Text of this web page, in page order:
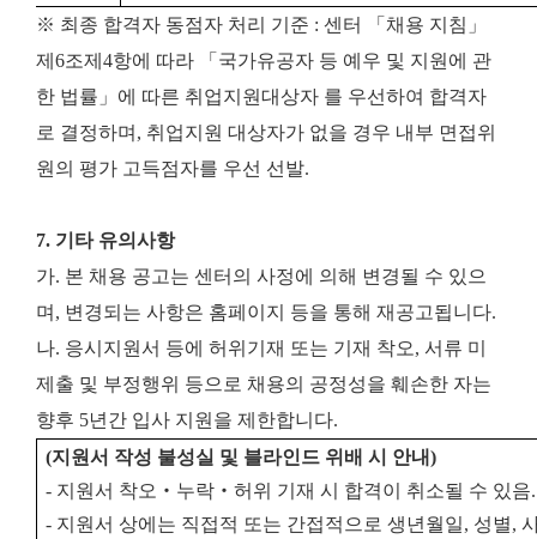
※ 최종 합격자 동점자 처리 기준 : 센터 「채용 지침」
제6조제4항에 따라 「국가유공자 등 예우 및 지원에 관
한 법률」에 따른 취업지원대상자 를 우선하여 합격자
로 결정하며, 취업지원 대상자가 없을 경우 내부 면접위
원의 평가 고득점자를 우선 선발.
7. 기타 유의사항
가. 본 채용 공고는 센터의 사정에 의해 변경될 수 있으
며, 변경되는 사항은 홈페이지 등을 통해 재공고됩니다.
나. 응시지원서 등에 허위기재 또는 기재 착오, 서류 미
제출 및 부정행위 등으로 채용의 공정성을 훼손한 자는
향후 5년간 입사 지원을 제한합니다.
(지원서 작성 불성실 및 블라인드 위배 시 안내)
- 지원서 착오 ‧ 누락‧ 허위 기재 시 합격이 취소될 수 있음.
- 지원서 상에는 직접적 또는 간접적으로 생년월일, 성별,